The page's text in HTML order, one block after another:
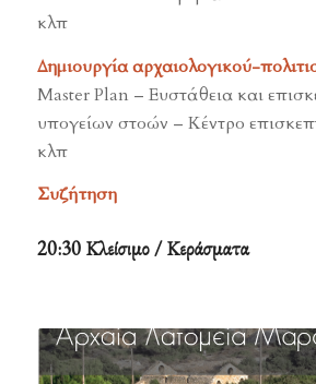
κλπ
Δημιουργία αρχαιολογικού-
Master Plan – Ευστάθεια και
υπογείων στοών – Κέντρο
κλπ
Συζήτηση
20:30 Κλείσιμο / Κεράσματα